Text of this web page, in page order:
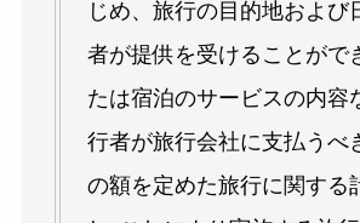
じめ、旅行の目的地および
者が提供を受けることがで
たは宿泊のサービスの内容
行者が旅行会社に支払うべ
の額を定めた旅行に関する